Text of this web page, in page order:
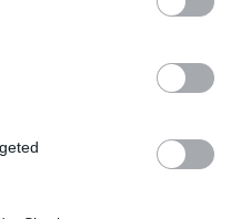
tot